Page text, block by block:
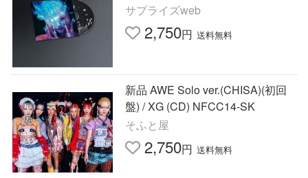
サプライズweb
2,750円 送料無料
新品 AWE Solo ver.(CHISA)(初回
盤) / XG (CD) NFCC14-SK
そふと屋
2,750円 送料無料